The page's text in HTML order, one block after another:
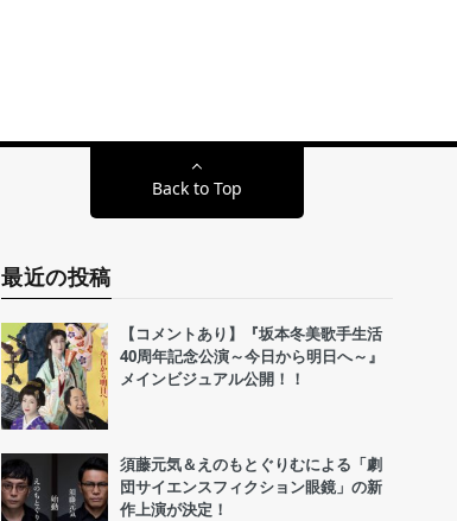
Back to Top
最近の投稿
【コメントあり】『坂本冬美歌手生活
40周年記念公演～今日から明日へ～』
メインビジュアル公開！！
須藤元気＆えのもとぐりむによる「劇
団サイエンスフィクション眼鏡」の新
作上演が決定！